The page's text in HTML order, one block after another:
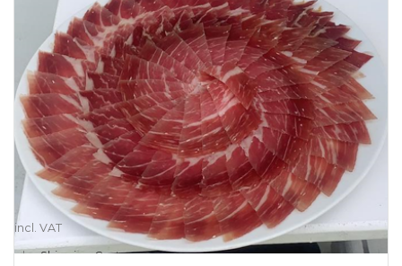
incl. VAT
plusShipping Costs